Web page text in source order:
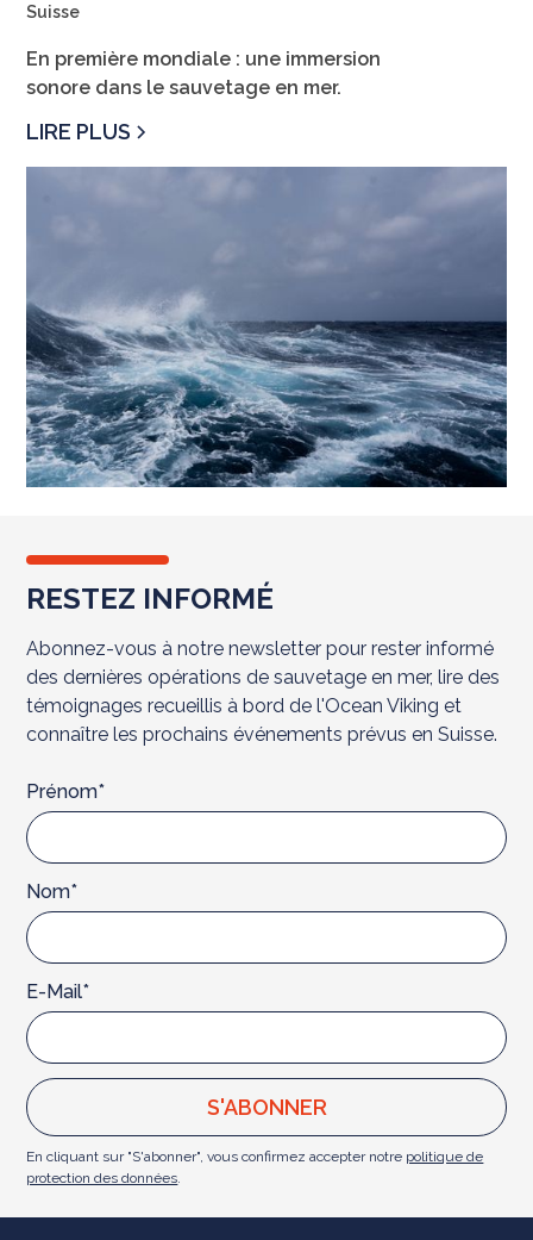
Suisse
En première mondiale : une immersion
sonore dans le sauvetage en mer.
LIRE PLUS
RESTEZ INFORMÉ
Abonnez-vous à notre newsletter pour rester informé
des dernières opérations de sauvetage en mer, lire des
témoignages recueillis à bord de l'Ocean Viking et
connaître les prochains événements prévus en Suisse.
Prénom*
Nom*
E-Mail*
En cliquant sur "S'abonner", vous confirmez accepter notre politique de
protection des données.